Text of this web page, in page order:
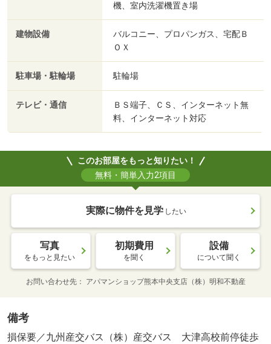
機、室内洗濯機置き場
建物設備
バルコニー、プロパンガス、宅配Ｂ
ＯＸ
駐車場・駐輪場 駐輪場
テレビ・通信
ＢＳ端子、ＣＳ、インターネット無
料、インターネット対応
このお部屋をもっと知りたい！
無料・簡単入力2項目
実際に物件を見学 したい
写真
をもっと見たい
初期費用
を聞く
設備
について聞く
お問い合わせ先 アパマンショップ熊本中央支店（株）明和不動産
備考
損保要／九州産交バス（株）産交バス 大津高校前停徒歩